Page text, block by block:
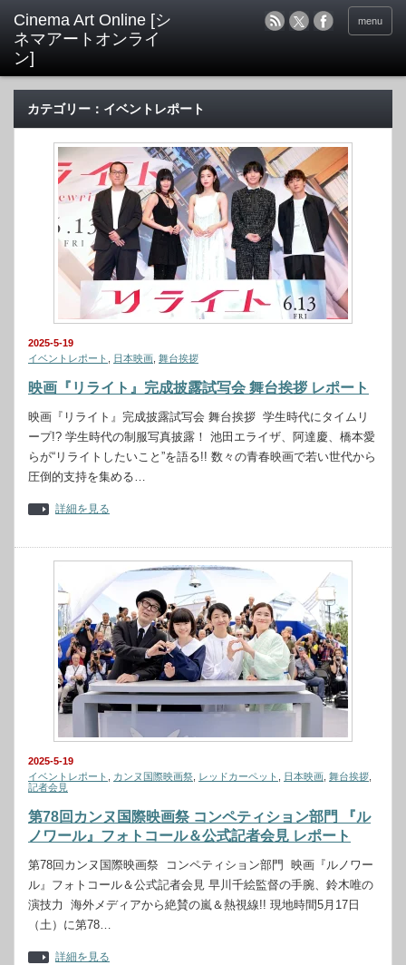
menu
カテゴリー：イベントレポート
2025-5-19
イベントレポート
日本映画 舞台挨拶
映画『リライト』完成披露試写会 舞台挨拶 レポート
映画『リライト』完成披露試写会 舞台挨拶 学生時代にタイムリ
ープ!? 学生時代の制服写真披露！ 池田エライザ、阿達慶、橋本愛
らが“リライトしたいこと”を語る!! 数々の青春映画で若い世代から
圧倒的支持を集める…
詳細を見る
2025-5-19
イベントレポート
カンヌ国際映画祭 レッドカーペット 日本映画 舞台挨拶
記者会見
第78回カンヌ国際映画祭 コンペティション部門 『ル
ノワール』フォトコール＆公式記者会見 レポート
第78回カンヌ国際映画祭 コンペティション部門 映画『ルノワー
ル』フォトコール＆公式記者会見 早川千絵監督の手腕、鈴木唯の
演技力 海外メディアから絶賛の嵐＆熱視線!! 現地時間5月17日
（土）に第78…
詳細を見る